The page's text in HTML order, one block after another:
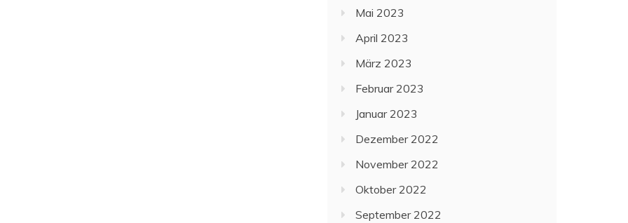
Mai 2023
April 2023
März 2023
Februar 2023
Januar 2023
Dezember 2022
November 2022
Oktober 2022
September 2022